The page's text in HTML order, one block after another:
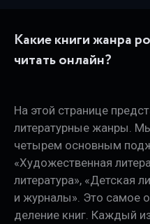
Какие книги жанра
читать онлайн?
На этой странице
литературные жанры.
четырем основным
«Художественная
литература», «Детская
и журналы». Это самое
деление книг. Каждый